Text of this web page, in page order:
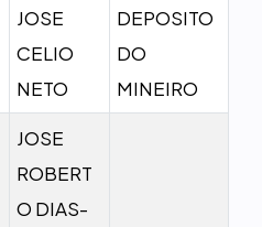
JOSE
CELIO
NETO
DEPOSITO
DO
MINEIRO
JOSE
ROBERT
O DIAS-